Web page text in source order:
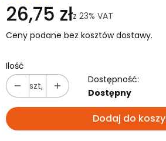
26,75 złz 23% VAT
Ceny podane bez kosztów dostawy.
Ilość
szt,
Dostępność:
Dostępny
Dodaj do